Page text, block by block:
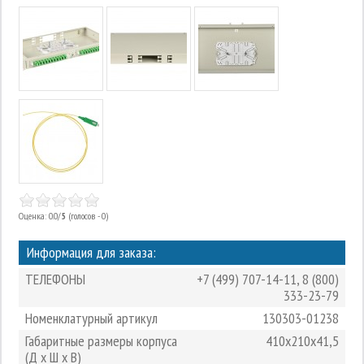
Оценка: 0.0/5 (голосов - 0)
Информация для заказа:
ТЕЛЕФОНЫ
+7 (499) 707-14-11,8 (800)
333-23-79
Номенклатурный артикул
130303-01238
Габаритные размеры корпуса
(Д х Ш х В)
410х210х41,5